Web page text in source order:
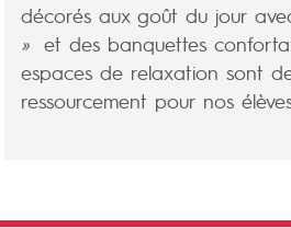
décorés aux goût du jour
»et des banquettes
espaces de relaxation sont
ressourcement pour nos